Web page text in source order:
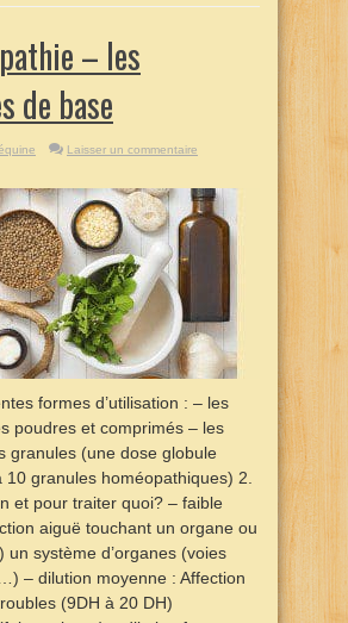
– les
de base
Laisser un commentaire
formes d’utilisation : – les
poudres et comprimés – les
granules (une dose globule
10 granules homéopathiques) 2.
et pour traiter quoi? – faible
aiguë touchant un organe ou
un système d’organes (voies
– dilution moyenne : Affection
(9DH à 20 DH)